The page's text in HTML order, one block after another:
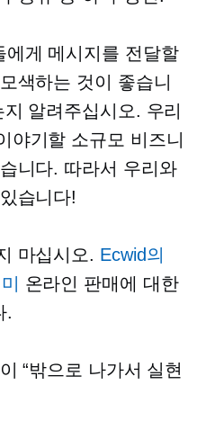
에게 메시지를 전달할
색하는 것이 좋습니
알려주십시오. 우리
야기할 소규모 비즈니
니다. 따라서 우리와
습니다!
마십시오. Ecwid의
온라인 판매에 대한
.
“밖으로 나가서 실현